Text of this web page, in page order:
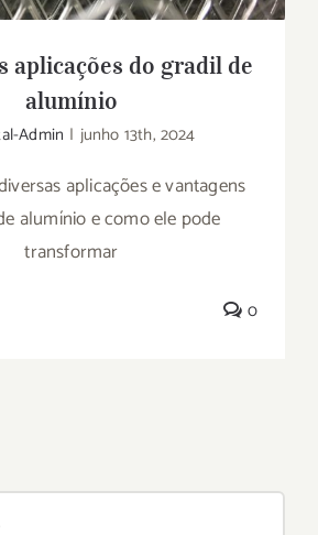
aplicações do gradil de
alumínio
Admin | junho 13th, 2024
aplicações e vantagens
alumínio e como ele pode
transformar
0